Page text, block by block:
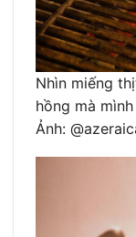
Nhìn miếng
hồng mà
Ảnh: